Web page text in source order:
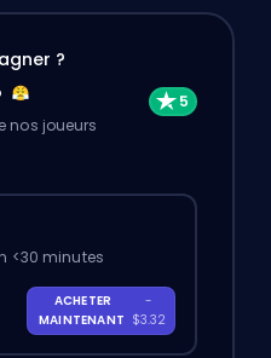
?
nos joueurs
<30 minutes
ACHETER
MAINTENANT
-
$3.32